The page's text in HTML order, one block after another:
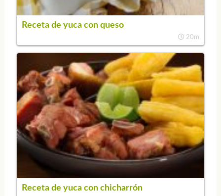
Receta de yuca con queso
20m
Receta de yuca con chicharrón